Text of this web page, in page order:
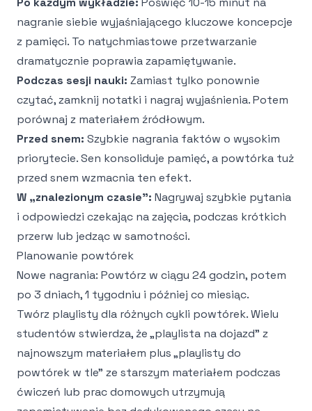
nagranie siebie wyjaśniającego kluczowe koncepcje
z pamięci. To natychmiastowe przetwarzanie
dramatycznie poprawia zapamiętywanie.
Podczas sesji nauki: Zamiast tylko ponownie
czytać, zamknij notatki i nagraj wyjaśnienia. Potem
porównaj z materiałem źródłowym.
Przed snem: Szybkie nagrania faktów o wysokim
priorytecie. Sen konsoliduje pamięć, a powtórka tuż
przed snem wzmacnia ten efekt.
W „znalezionym czasie": Nagrywaj szybkie pytania
i odpowiedzi czekając na zajęcia, podczas krótkich
przerw lub jedząc w samotności.
Planowanie powtórek
Nowe nagrania: Powtórz w ciągu 24 godzin, potem
po 3 dniach, 1 tygodniu i później co miesiąc.
Twórz playlisty dla różnych cykli powtórek. Wielu
studentów stwierdza, że „playlista na dojazd" z
najnowszym materiałem plus „playlisty do
powtórek w tle" ze starszym materiałem podczas
ćwiczeń lub prac domowych utrzymują